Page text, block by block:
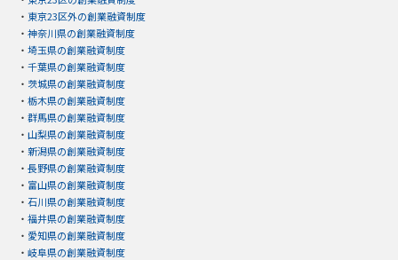
・ 東京23区外の創業融資制度
・ 神奈川県の創業融資制度
・ 埼玉県の創業融資制度
・ 千葉県の創業融資制度
・ 茨城県の創業融資制度
・ 栃木県の創業融資制度
・ 群馬県の創業融資制度
・ 山梨県の創業融資制度
・ 新潟県の創業融資制度
・ 長野県の創業融資制度
・ 富山県の創業融資制度
・ 石川県の創業融資制度
・ 福井県の創業融資制度
・ 愛知県の創業融資制度
・ 岐阜県の創業融資制度